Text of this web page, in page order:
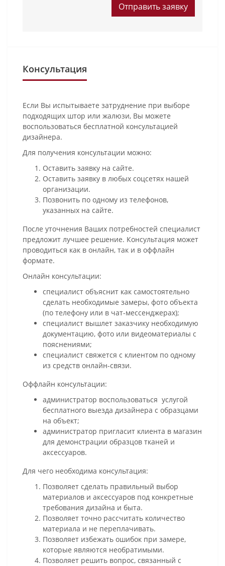
Отправить заявку
Консультация
Если Вы испытываете затруднение при выборе
подходящих штор или жалюзи, Вы можете
воспользоваться бесплатной консультацией
дизайнера.
Для получения консультации можно:
Оставить заявку на сайте.
Оставить заявку в любых соцсетях нашей
организации.
Позвонить по одному из телефонов,
указанных на сайте.
После уточнения Ваших потребностей специалист
предложит лучшее решение. Консультация может
проводиться как в онлайн, так и в оффлайн
формате.
Онлайн консультации:
специалист объяснит как самостоятельно
сделать необходимые замеры, фото объекта
(по телефону или в чат-мессенджерах);
специалист вышлет заказчику необходимую
документацию, фото или видеоматериалы с
пояснениями;
специалист свяжется с клиентом по одному
из средств онлайн-связи.
Оффлайн консультации:
администратор воспользоваться услугой
бесплатного выезда дизайнера с образцами
на объект;
администратор пригласит клиента в магазин
для демонстрации образцов тканей и
аксессуаров.
Для чего необходима консультация:
Позволяет сделать правильный выбор
материалов и аксессуаров под конкретные
требования дизайна и быта.
Позволяет точно рассчитать количество
материала и не переплачивать.
Позволяет избежать ошибок при замере,
которые являются необратимыми.
Позволяет решить вопрос, связанный с